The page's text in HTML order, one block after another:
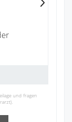
und fragen